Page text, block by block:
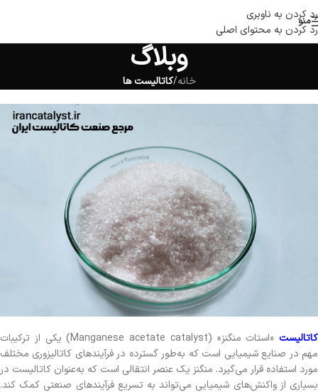
رد کردن به ناوبری
رد کردن به محتوای اصلی
منو
وبلاگ
خانه/کاتالیست ها
کاتالیست
«استات منگنز» (Manganese acetate catalyst) یکی از ترکیبات
مهم در صنایع شیمیایی است که به‌طور گسترده در فرآیندهای کاتالیزوری مختلف
مورد استفاده قرار می‌گیرد. منگنز یک عنصر انتقالی است که به‌عنوان کاتالیست در
بسیاری از واکنش‌های شیمیایی می‌تواند به تسریع فرآیندهای صنعتی کمک کند.